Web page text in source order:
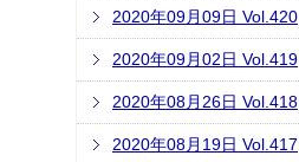
2020年09月09日 Vol.420
2020年09月02日 Vol.419
2020年08月26日 Vol.418
2020年08月19日 Vol.417